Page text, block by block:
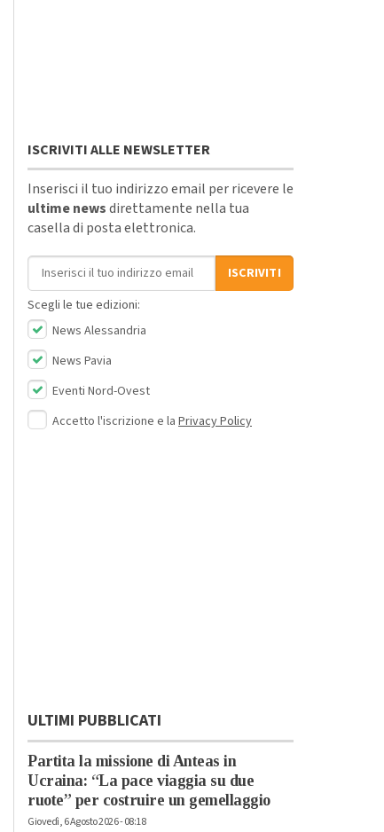
ISCRIVITI ALLE NEWSLETTER
Inserisci il tuo indirizzo email per ricevere le
ultime newsdirettamente nella tua
casella di posta elettronica.
Indirizzo email
ISCRIVITI
Scegli le tue edizioni:
News Alessandria
News Pavia
Eventi Nord-Ovest
Accetto l'iscrizione e la Privacy Policy
ULTIMI PUBBLICATI
Partita la missione di Anteas in
Ucraina: “La pace viaggia su due
ruote” per costruire un gemellaggio
Giovedì, 6 Agosto 2026 - 08:18